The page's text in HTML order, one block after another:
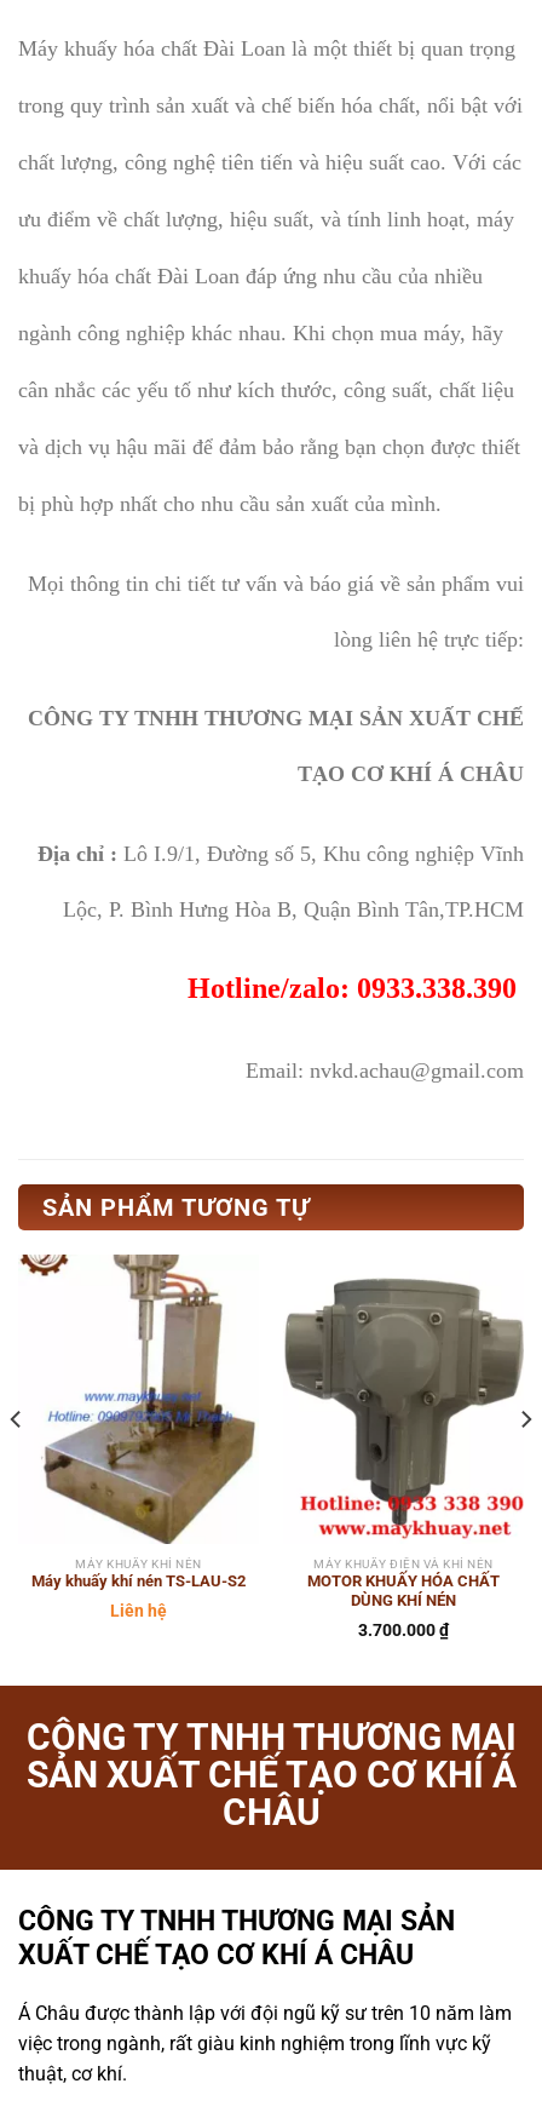
Máy khuấy hóa chất Đài Loan là một thiết bị quan trọng
trong quy trình sản xuất và chế biến hóa chất, nổi bật với
chất lượng, công nghệ tiên tiến và hiệu suất cao. Với các
ưu điểm về chất lượng, hiệu suất, và tính linh hoạt, máy
khuấy hóa chất Đài Loan đáp ứng nhu cầu của nhiều
ngành công nghiệp khác nhau. Khi chọn mua máy, hãy
cân nhắc các yếu tố như kích thước, công suất, chất liệu
và dịch vụ hậu mãi để đảm bảo rằng bạn chọn được thiết
bị phù hợp nhất cho nhu cầu sản xuất của mình.
Mọi thông tin chi tiết tư vấn và báo giá về sản phẩm vui
lòng liên hệ trực tiếp:
CÔNG TY TNHH THƯƠNG MẠI SẢN XUẤT CHẾ
TẠO CƠ KHÍ Á CHÂU
Địa chỉ : Lô I.9/1, Đường số 5, Khu công nghiệp Vĩnh
Lộc, P. Bình Hưng Hòa B, Quận Bình Tân,TP.HCM
Hotline/zalo: 0933.338.390
Email: nvkd.achau@gmail.com
SẢN PHẨM TƯƠNG TỰ
MÁY KHUẤY KHÍ NÉN
Máy khuấy khí nén TS-LAU-S2
Liên hệ
MÁY KHUẤY ĐIỆN VÀ KHÍ NÉN
MOTOR KHUẤY HÓA CHẤT
DÙNG KHÍ NÉN
3.700.000₫
CÔNG TY TNHH THƯƠNG MẠI
SẢN XUẤT CHẾ TẠO CƠ KHÍ Á
CHÂU
CÔNG TY TNHH THƯƠNG MẠI SẢN
XUẤT CHẾ TẠO CƠ KHÍ Á CHÂU
Á Châu được thành lập với đội ngũ kỹ sư trên 10 năm làm
việc trong ngành, rất giàu kinh nghiệm trong lĩnh vực kỹ
thuật, cơ khí.